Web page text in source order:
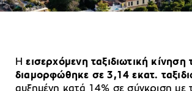
Η εισερχόμενη ταξιδιωτική
διαμορφώθηκε σε 3,14 εκατ.
αυξημένη κατά 14% σε σύγκριση με